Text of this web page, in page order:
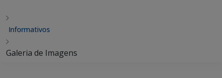
Informativos
Galeria de Imagens